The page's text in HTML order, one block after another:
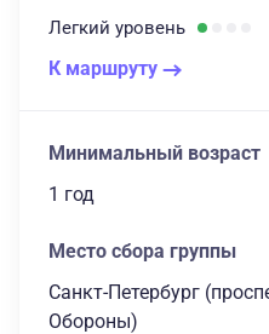
Легкий уровень
К маршруту
Минимальный возраст
1 год
Место сбора группы
Санкт-Петербург
Обороны)